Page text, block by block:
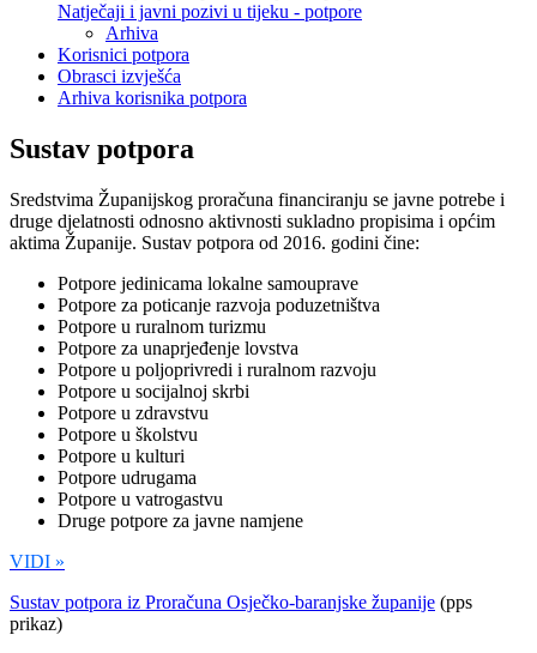
Natječaji i javni pozivi u tijeku - potpore
Arhiva
Korisnici potpora
Obrasci izvješća
Arhiva korisnika potpora
Sustav potpora
Sredstvima Županijskog proračuna financiranju se javne potrebe i
druge djelatnosti odnosno aktivnosti sukladno propisima i općim
aktima Županije. Sustav potpora od 2016. godini čine:
Potpore jedinicama lokalne samouprave
Potpore za poticanje razvoja poduzetništva
Potpore u ruralnom turizmu
Potpore za unaprjeđenje lovstva
Potpore u poljoprivredi i ruralnom razvoju
Potpore u socijalnoj skrbi
Potpore u zdravstvu
Potpore u školstvu
Potpore u kulturi
Potpore udrugama
Potpore u vatrogastvu
Druge potpore za javne namjene
VIDI »
Sustav potpora iz Proračuna Osječko-baranjske županije (pps
prikaz)